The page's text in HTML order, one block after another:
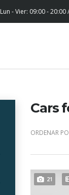
Lun - Vier: 09:00 - 20:00
Cars
ORDENAR
21